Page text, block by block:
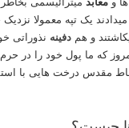
یک تپه معمولا
و هم دفینه نذوراتی
که ما پول خود را در حرم
مقدس درخت هایی با